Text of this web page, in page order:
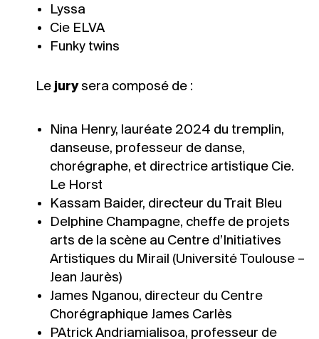
Lyssa
Cie ELVA
Funky twins
Lejurysera composé de :
Nina Henry, lauréate 2024 du tremplin,
danseuse, professeur de danse,
chorégraphe, et directrice artistique Cie.
Le Horst
Kassam Baider, directeur du Trait Bleu
Delphine Champagne, cheffe de projets
arts de la scène au Centre d’Initiatives
Artistiques du Mirail (Université Toulouse –
Jean Jaurès)
James Nganou, directeur du Centre
Chorégraphique James Carlès
PAtrick Andriamialisoa, professeur de